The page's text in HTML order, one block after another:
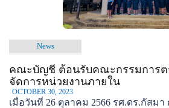
News
คณะบัญชี ต้อนรับคณะกรรมการต
จัดการหน่วยงานภายใน
OCTOBER 30, 2023
เมื่อวันที่ 26 ตุลาคม 2566 รศ.ดร.กัส